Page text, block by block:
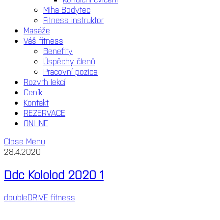
Miha Bodytec
Fitness instruktor
Masáže
Váš fitness
Benefity
Úspěchy členů
Pracovní pozice
Rozvrh lekcí
Ceník
Kontakt
REZERVACE
ONLINE
Close Menu
28.4.2020
Ddc Kololod 2020 1
doubleDRIVE fitness